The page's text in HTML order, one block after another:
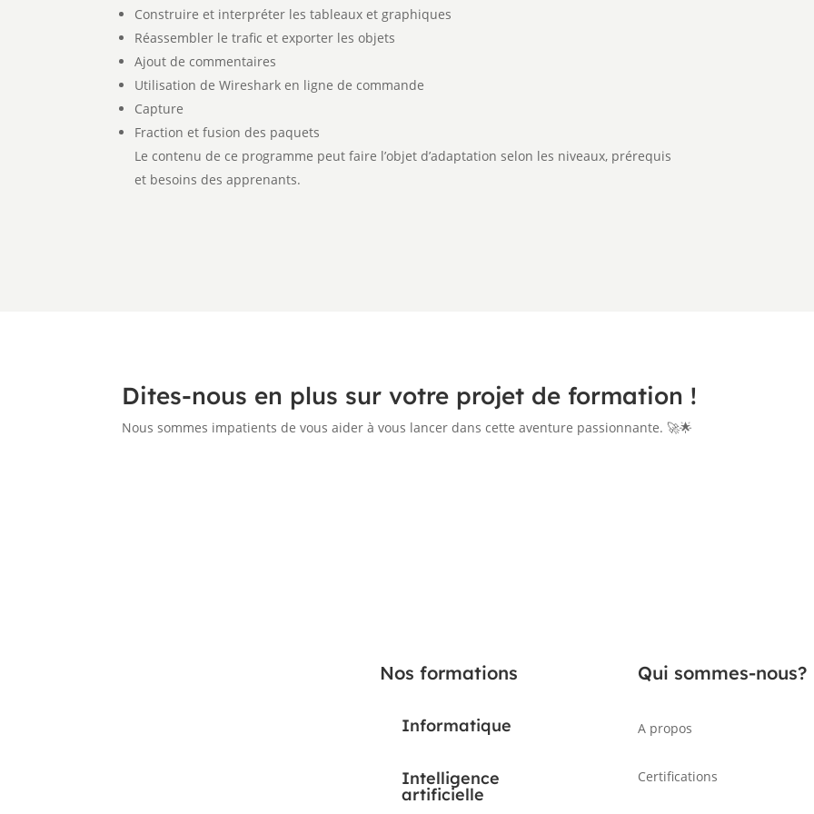
Construire et interpréter les tableaux et graphiques
Réassembler le trafic et exporter les objets
Ajout de commentaires
Utilisation de Wireshark en ligne de commande
Capture
Fraction et fusion des paquets
Le contenu de ce programme peut faire l’objet d’adaptation selon les niveaux, prérequis
et besoins des apprenants.
Dites-nous en plus sur votre projet de formation !
Nous sommes impatients de vous aider à vous lancer dans cette aventure passionnante. 🚀🌟
Nos formations
Informatique
Intelligence
artificielle
Qui sommes-nous?
A propos
Certifications